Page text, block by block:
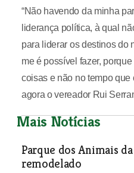
“Não havendo da minha
liderança política, à qual
para liderar os destinos do
me é possível fazer,
coisas e não no tempo que
agora o vereador Rui
Mais Notícias
Parque dos Animais
remodelado